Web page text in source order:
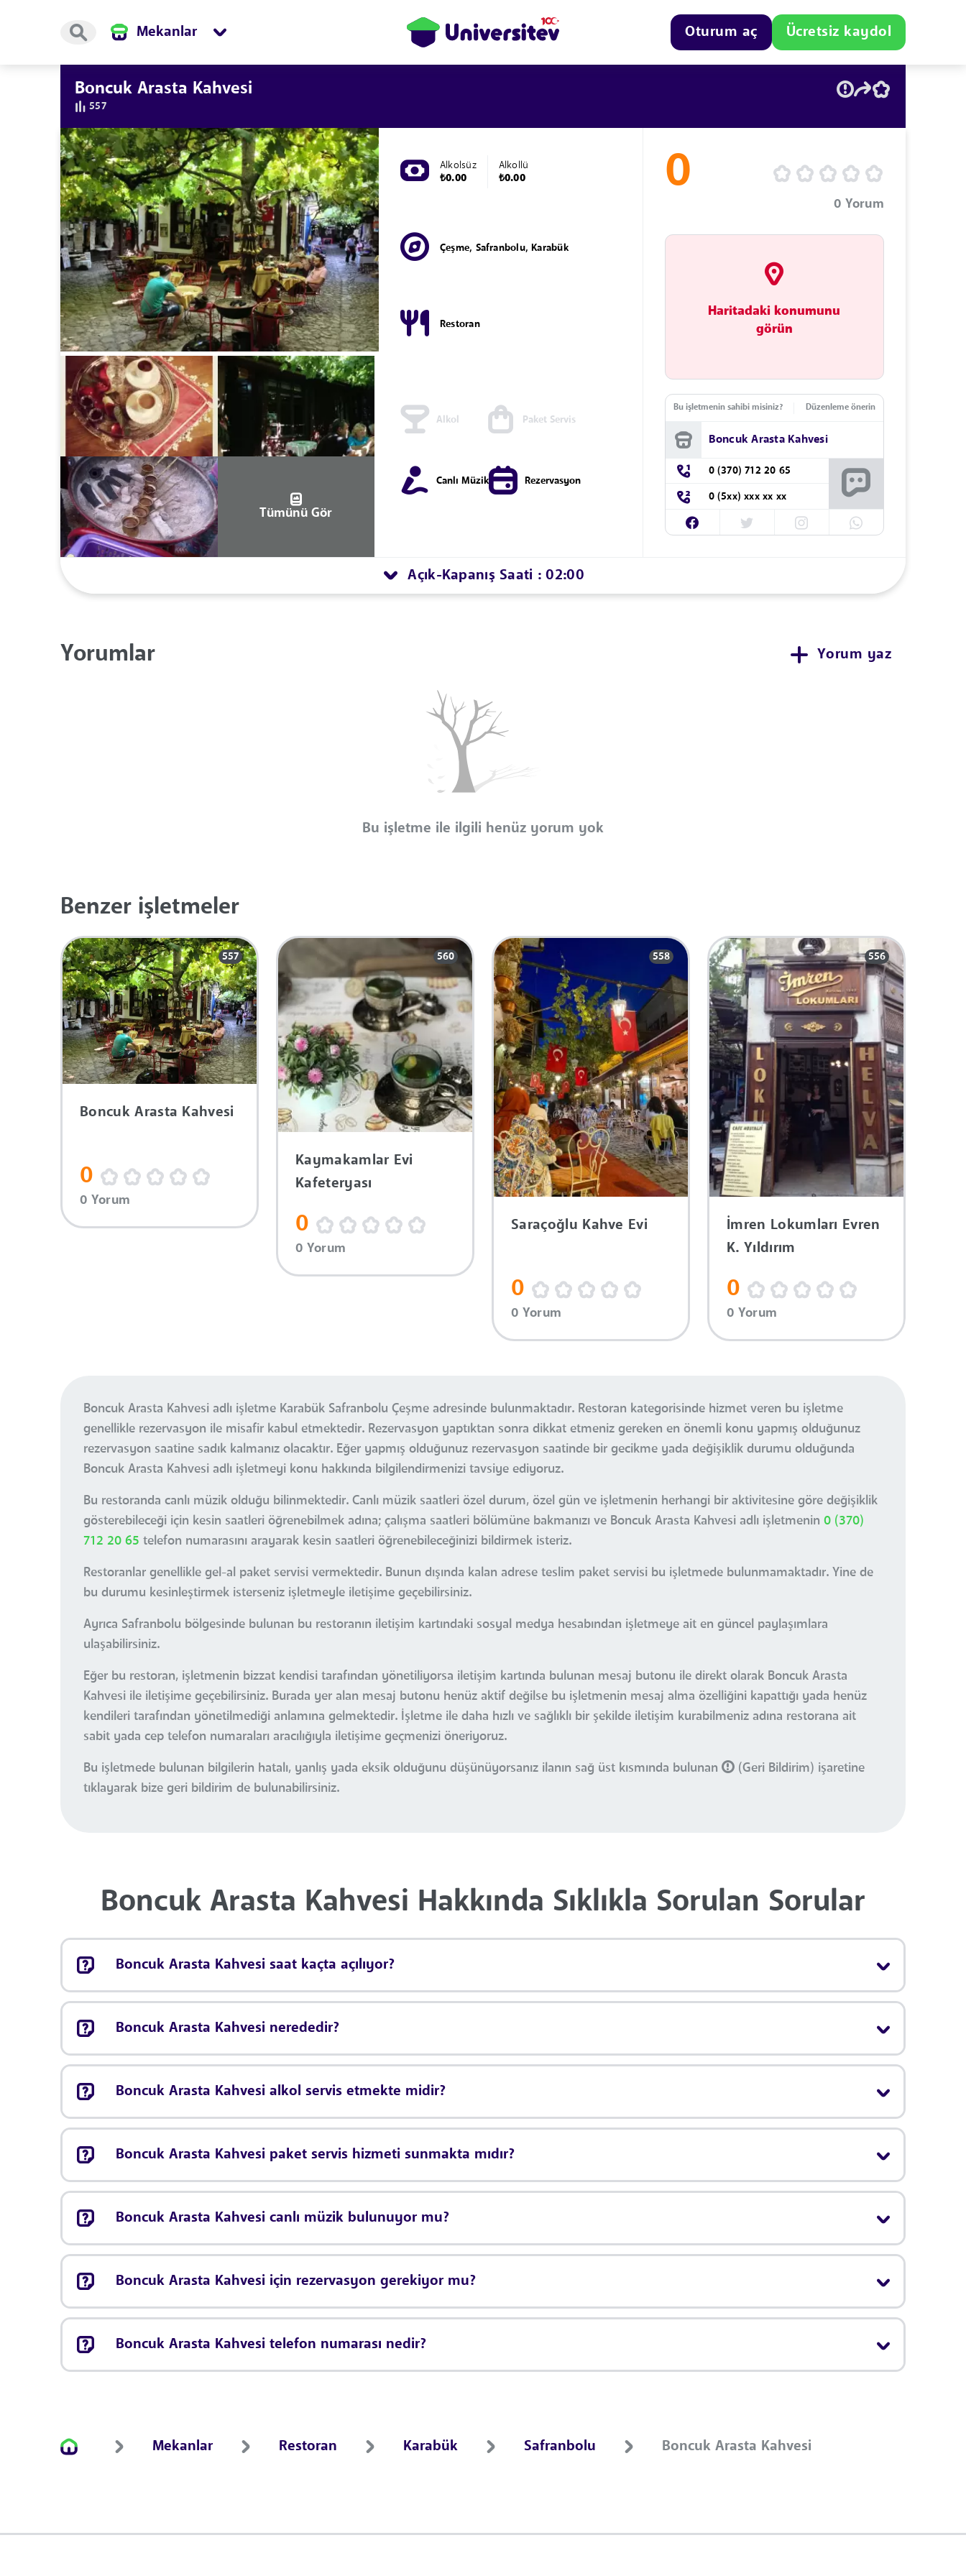
Mekanlar Oturum aç Ücretsiz kaydol
Boncuk Arasta Kahvesi
557
Tümünü Gör
Alkolsüz
₺0.00
Alkollü
₺0.00
Çeşme, Safranbolu, Karabük
Restoran
Alkol Paket Servis
Canlı Müzik Rezervasyon
0
0 Yorum
Haritadaki konumunu
görün
Bu işletmenin sahibi misiniz? Düzenleme önerin
Boncuk Arasta Kahvesi
0 (370) 712 20 65
0 (5xx) xxx xx xx
Açık-Kapanış Saati : 02:00
Yorumlar Yorum yaz
Bu işletme ile ilgili henüz yorum yok
Benzer işletmeler
557
Boncuk Arasta Kahvesi
0
0 Yorum
560
Kaymakamlar Evi
Kafeteryası
0
0 Yorum
558
Saraçoğlu Kahve Evi
0
0 Yorum
556
İmren Lokumları Evren
K. Yıldırım
0
0 Yorum
Boncuk Arasta Kahvesi adlı işletme Karabük Safranbolu Çeşme adresinde bulunmaktadır. Restoran kategorisinde hizmet veren bu işletme
genellikle rezervasyon ile misafir kabul etmektedir. Rezervasyon yaptıktan sonra dikkat etmeniz gereken en önemli konu yapmış olduğunuz
rezervasyon saatine sadık kalmanız olacaktır. Eğer yapmış olduğunuz rezervasyon saatinde bir gecikme yada değişiklik durumu olduğunda
Boncuk Arasta Kahvesi adlı işletmeyi konu hakkında bilgilendirmenizi tavsiye ediyoruz.
Bu restoranda canlı müzik olduğu bilinmektedir. Canlı müzik saatleri özel durum, özel gün ve işletmenin herhangi bir aktivitesine göre değişiklik
gösterebileceği için kesin saatleri öğrenebilmek adına; çalışma saatleri bölümüne bakmanızı ve Boncuk Arasta Kahvesi adlı işletmenin 0 (370)
712 20 65 telefon numarasını arayarak kesin saatleri öğrenebileceğinizi bildirmek isteriz.
Restoranlar genellikle gel-al paket servisi vermektedir. Bunun dışında kalan adrese teslim paket servisi bu işletmede bulunmamaktadır. Yine de
bu durumu kesinleştirmek isterseniz işletmeyle iletişime geçebilirsiniz.
Ayrıca Safranbolu bölgesinde bulunan bu restoranın iletişim kartındaki sosyal medya hesabından işletmeye ait en güncel paylaşımlara
ulaşabilirsiniz.
Eğer bu restoran, işletmenin bizzat kendisi tarafından yönetiliyorsa iletişim kartında bulunan mesaj butonu ile direkt olarak Boncuk Arasta
Kahvesi ile iletişime geçebilirsiniz. Burada yer alan mesaj butonu henüz aktif değilse bu işletmenin mesaj alma özelliğini kapattığı yada henüz
kendileri tarafından yönetilmediği anlamına gelmektedir. İşletme ile daha hızlı ve sağlıklı bir şekilde iletişim kurabilmeniz adına restorana ait
sabit yada cep telefon numaraları aracılığıyla iletişime geçmenizi öneriyoruz.
Bu işletmede bulunan bilgilerin hatalı, yanlış yada eksik olduğunu düşünüyorsanız ilanın sağ üst kısmında bulunan
(Geri Bildirim) işaretine
tıklayarak bize geri bildirim de bulunabilirsiniz.
Boncuk Arasta Kahvesi Hakkında Sıklıkla Sorulan Sorular
Boncuk Arasta Kahvesi saat kaçta açılıyor?
Boncuk Arasta Kahvesi nerededir?
Boncuk Arasta Kahvesi alkol servis etmekte midir?
Boncuk Arasta Kahvesi paket servis hizmeti sunmakta mıdır?
Boncuk Arasta Kahvesi canlı müzik bulunuyor mu?
Boncuk Arasta Kahvesi için rezervasyon gerekiyor mu?
Boncuk Arasta Kahvesi telefon numarası nedir?
Mekanlar Restoran Karabük Safranbolu Boncuk Arasta Kahvesi